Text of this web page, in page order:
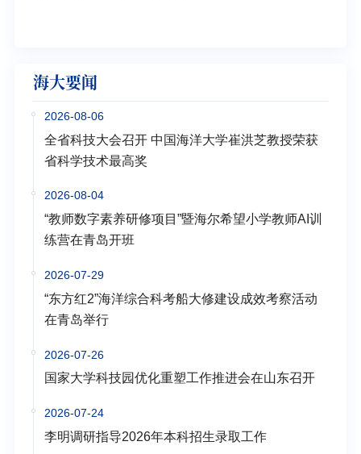
海大要闻
2026-08-06
全省科技大会召开 中国海洋大学崔洪芝教授荣获
省科学技术最高奖
2026-08-04
“教师数字素养研修项目”暨海尔希望小学教师AI训
练营在青岛开班
2026-07-29
“东方红2”海洋综合科考船大修建设成效考察活动
在青岛举行
2026-07-26
国家大学科技园优化重塑工作推进会在山东召开
2026-07-24
李明调研指导2026年本科招生录取工作